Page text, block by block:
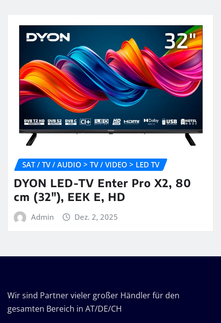
SAT / TV / AUDIO > TV / VIDEO > LED TV
DYON LED-TV Enter Pro X2, 80
cm (32″), EEK E, HD
Admin Dez. 2, 2025
Wir sind Partner vieler großer Händler für den
gesamten Bereich in AT/DE/CH